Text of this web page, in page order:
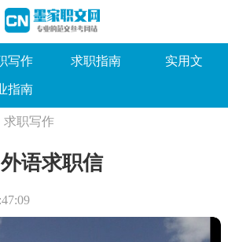
写作 求职指南 实用文
指南
求职写作
外语求职信